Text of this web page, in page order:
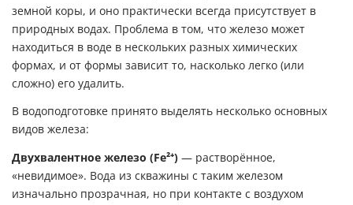
земной коры, и оно практически всегда присутствует в
природных водах. Проблема в том, что железо может
находиться в воде в нескольких разных химических
формах, и от формы зависит то, насколько легко (или
сложно) его удалить.
В водоподготовке принято выделять несколько основных
видов железа:
Двухвалентное железо (Fe²⁺) — растворённое,
«невидимое». Вода из скважины с таким железом
изначально прозрачная, но при контакте с воздухом